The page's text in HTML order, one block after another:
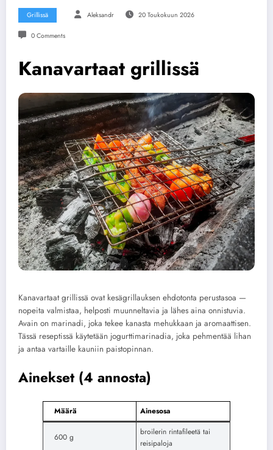
Grillissä Aleksandr 20 Toukokuun 2026
0 Comments
Kanavartaat grillissä
Kanavartaat grillissä ovat kesägrillauksen ehdotonta perustasoa —
nopeita valmistaa, helposti muunneltavia ja lähes aina onnistuvia.
Avain on marinadi, joka tekee kanasta mehukkaan ja aromaattisen.
Tässä reseptissä käytetään jogurttimarinadia, joka pehmentää lihan
ja antaa vartaille kauniin paistopinnan.
Ainekset (4 annosta)
Määrä Ainesosa
600 g
broilerin rintafileetä tai
reisipaloja